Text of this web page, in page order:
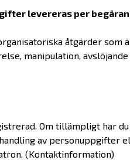
levereras per
åtgärder som
manipulation,
Om tillämpligt har
av personuppgifter
(Kontaktinformation)